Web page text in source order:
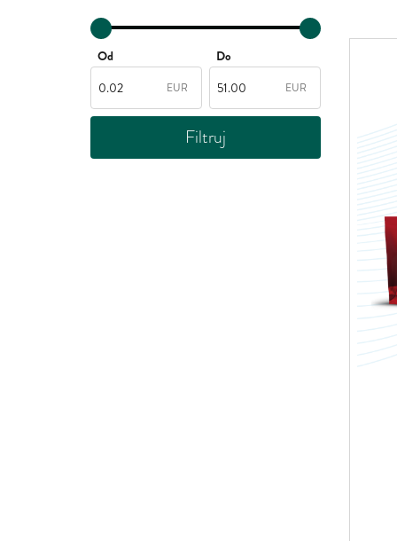
Od
EUR
Do
EUR